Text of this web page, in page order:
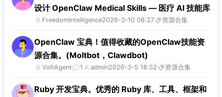
设计 OpenClaw Medical Skills — 医疗 AI 技能库
FreedomIntelligence2026-3-10 08:27 资源合集
OpenClaw 宝典！值得收藏的OpenClaw技能资
源合集。(Moltbot，Clawdbot)
VoltAgent 1 admin2026-3-5 18:52 资源合集
Ruby 开发宝典。优秀的 Ruby 库、工具、框架和